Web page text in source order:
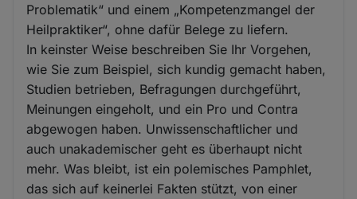
Problematik“ und einem „Kompetenzmangel der
Heilpraktiker“, ohne dafür Belege zu liefern.
In keinster Weise beschreiben Sie Ihr Vorgehen,
wie Sie zum Beispiel, sich kundig gemacht haben,
Studien betrieben, Befragungen durchgeführt,
Meinungen eingeholt, und ein Pro und Contra
abgewogen haben. Unwissenschaftlicher und
auch unakademischer geht es überhaupt nicht
mehr. Was bleibt, ist ein polemisches Pamphlet,
das sich auf keinerlei Fakten stützt, von einer